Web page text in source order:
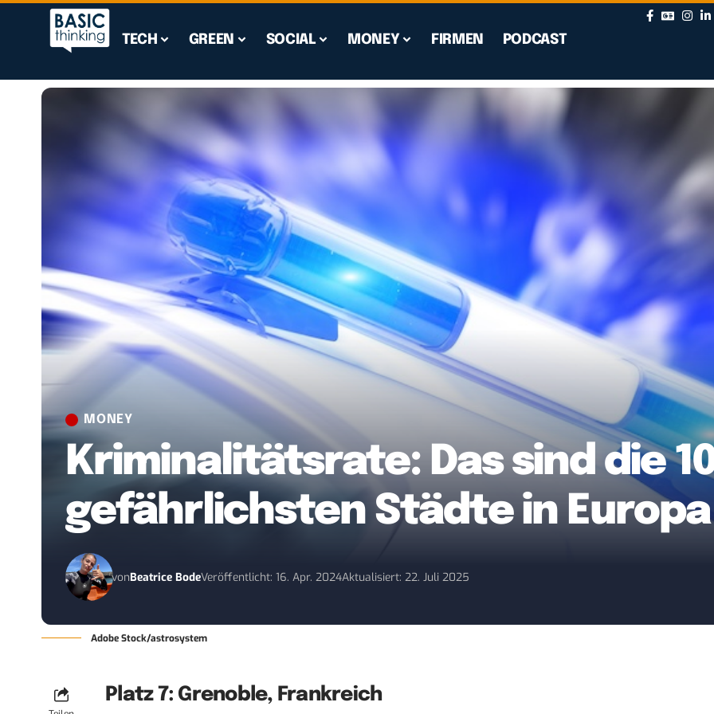
TECH GREEN SOCIAL MONEY FIRMEN PODCAST
MONEY
Kriminalitätsrate: Das sind die
gefährlichsten Städte in Europa
vonBeatrice BodeVeröffentlicht: 16. Apr. 2024Aktualisiert: 22. Juli 2025
Adobe Stock/astrosystem
Platz 7: Grenoble, Frankreich